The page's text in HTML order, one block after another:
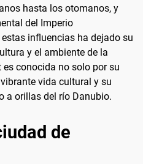
hasta los otomanos, y
del Imperio
influencias ha dejado su
y el ambiente de la
conocida no solo por su
vida cultural y su
a orillas del río Danubio.
de